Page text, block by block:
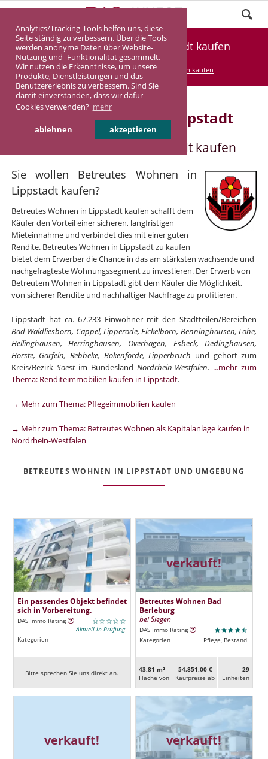
Analytics/Tracking-Tools helfen uns, diese
Seite ständig zu verbessern. Über die Tools
werden anonyme Daten über Website-
Nutzung und -Funktionalität gesammelt.
Wir nutzen die Erkenntnisse, um unsere
Produkte, Dienstleistungen und das
Benutzererlebnis zu verbessern. Sind Sie
damit einverstanden, dass wir dafür
Cookies verwenden? mehr
ablehnen akzeptieren
Betreutes Wohnen in Lippstadt kaufen
DASINVEST Service Betreutes Wohnen kaufen
Betreutes Wohnen in Lippstadt
Betreutes Wohnen in Lippstadt kaufen
Sie wollen Betreutes Wohnen in
Lippstadt kaufen?
Betreutes Wohnen in Lippstadt kaufen schafft dem
Käufer den Vorteil einer sicheren, langfristigen
Mieteinnahme und verbindet dies mit einer guten
Rendite. Betreutes Wohnen in Lippstadt zu kaufen
bietet dem Erwerber die Chance in das am stärksten wachsende und
nachgefragteste Wohnungssegment zu investieren. Der Erwerb von
Betreutem Wohnen in Lippstadt gibt dem Käufer die Möglichkeit,
von sicherer Rendite und nachhaltiger Nachfrage zu profitieren.
Lippstadt hat ca. 67.233 Einwohner mit den Stadtteilen/Bereichen
Bad Waldliesborn, Cappel, Lipperode, Eickelborn, Benninghausen, Lohe,
Hellinghausen, Herringhausen, Overhagen, Esbeck, Dedinghausen,
Hörste, Garfeln, Rebbeke, Bökenförde, Lipperbruch und gehört zum
Kreis/Bezirk Soestim BundeslandNordrhein-Westfalen. ...mehr zum
Thema: Renditeimmobilien kaufen in Lippstadt.
→ Mehr zum Thema: Pflegeimmobilien kaufen
→ Mehr zum Thema: Betreutes Wohnen als Kapitalanlage kaufen in
Nordrhein-Westfalen
BETREUTES WOHNEN IN LIPPSTADT UND UMGEBUNG
Ein passendes Objekt befindet
sich in Vorbereitung.
DAS Immo Rating
Aktuell in Prüfung
Kategorien
Bitte sprechen Sie uns direkt an.
verkauft!
Betreutes Wohnen Bad
Berleburg
bei Siegen
DAS Immo Rating
Kategorien
Pflege, Bestand
43,81 m²
Fläche von
54.851,00 €
Kaufpreise ab
29
Ein­heiten
verkauft! verkauft!